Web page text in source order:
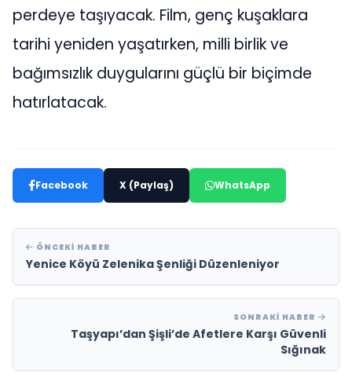
perdeye taşıyacak. Film, genç kuşaklara
tarihi yeniden yaşatırken, milli birlik ve
bağımsızlık duygularını güçlü bir biçimde
hatırlatacak.
Facebook X (Paylaş) WhatsApp
ÖNCEKI HABER
Yenice Köyü Zelenika Şenliği Düzenleniyor
SONRAKI HABER
Taşyapı’dan Şişli’de Afetlere Karşı Güvenli
Sığınak